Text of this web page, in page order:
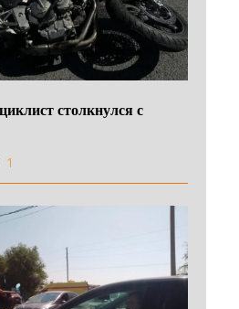
столкнулся с
1